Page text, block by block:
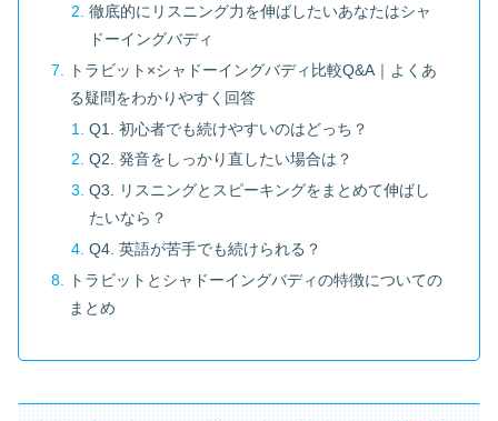
徹底的にリスニング力を伸ばしたいあなたはシャ
ドーイングバディ
トラビット×シャドーイングバディ比較Q&A｜よくあ
る疑問をわかりやすく回答
Q1. 初心者でも続けやすいのはどっち？
Q2. 発音をしっかり直したい場合は？
Q3. リスニングとスピーキングをまとめて伸ばし
たいなら？
Q4. 英語が苦手でも続けられる？
トラビットとシャドーイングバディの特徴についての
まとめ